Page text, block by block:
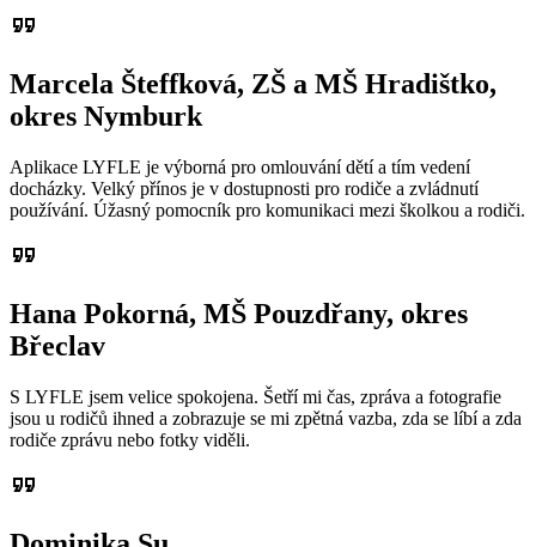
format_quote
Marcela Šteffková, ZŠ a MŠ Hradištko,
okres Nymburk
Aplikace LYFLE je výborná pro omlouvání dětí a tím vedení
docházky. Velký přínos je v dostupnosti pro rodiče a zvládnutí
používání. Úžasný pomocník pro komunikaci mezi školkou a rodiči.
format_quote
Hana Pokorná, MŠ Pouzdřany, okres
Břeclav
S LYFLE jsem velice spokojena. Šetří mi čas, zpráva a fotografie
jsou u rodičů ihned a zobrazuje se mi zpětná vazba, zda se líbí a zda
rodiče zprávu nebo fotky viděli.
format_quote